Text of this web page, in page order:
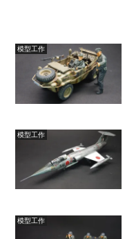
模型工作
模型工作
模型工作